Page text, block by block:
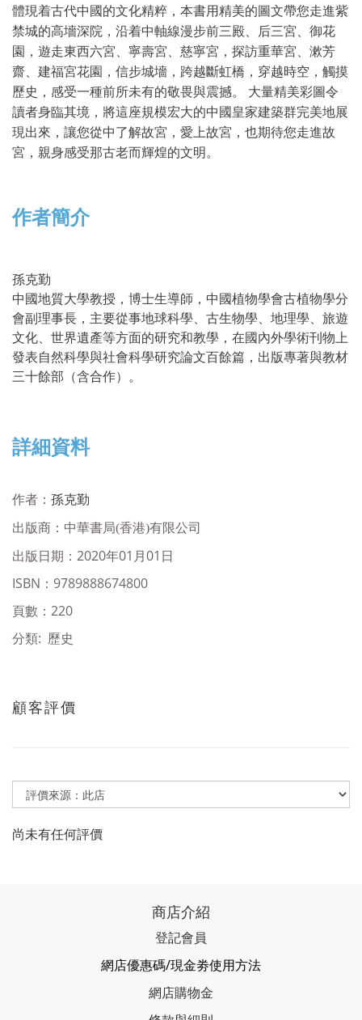
體現着古代中國的文化精粹，本書用精美的圖文帶您走進紫
禁城的高墻深院，沿着中軸線漫步前三殿、后三宮、御花
園，遊走東西六宮、寧壽宮、慈寧宮，探訪重華宮、漱芳
齋、建福宮花園，信步城墻，跨越斷虹橋，穿越時空，觸摸
歷史，感受一種前所未有的敬畏與震撼。 大量精美彩圖令
讀者身臨其境，將這座規模宏大的中國皇家建築群完美地展
現出來，讓您從中了解故宮，愛上故宮，也期待您走進故
宮，親身感受那古老而輝煌的文明。
作者簡介
孫克勤
中國地質大學教授，博士生導師，中國植物學會古植物學分
會副理事長，主要從事地球科學、古生物學、地理學、旅遊
文化、世界遺產等方面的研究和教學，在國內外學術刊物上
發表自然科學與社會科學研究論文百餘篇，出版專著與教材
三十餘部（含合作）。
詳細資料
作者： 孫克勤
出版商： 中華書局(香港)有限公司
出版日期：2020年01月01日
ISBN ： 9789888674800
頁數：220
分類: 歷史
顧客評價
尚未有任何評價
商店介紹
登記會員
網店優惠碼/現金劵使用方法
網店購物金